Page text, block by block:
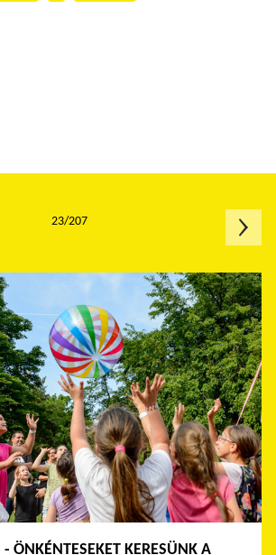
- ÖNKÉNTESEKET KERESÜNK A
23/207